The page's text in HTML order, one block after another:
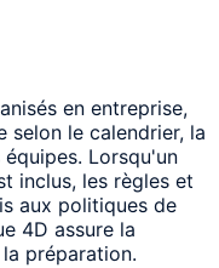
en entreprise,
selon le calendrier, la
Lorsqu'un
inclus, les règles et
aux politiques de
4D assure la
préparation.